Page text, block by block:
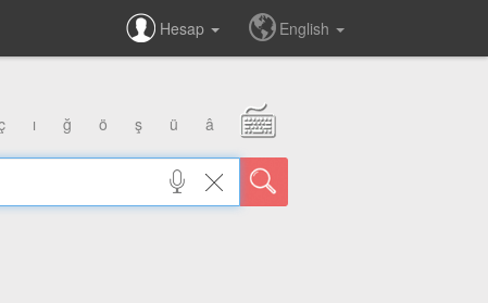
Hesap English
ı ğ ö ş ü â